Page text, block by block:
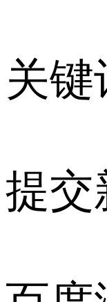
关键
提交